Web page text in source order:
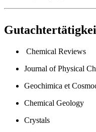
Chemical Reviews
Journal of Physical
Geochimica et
Chemical Geology
Crystals